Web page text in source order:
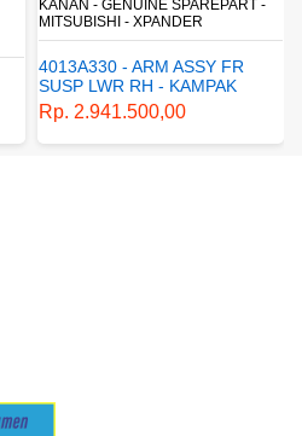
SHOCKBREAKER BELAKANG -
GENUINE SPAREPART -
MITSUBISHI - XPANDER
4162A413 - SHOCK
ABSORBER RR SUSP -
SUSPENSI BELAKANG -
SHOCKBREAKER BELAKANG
Rp. 1.198.800,00